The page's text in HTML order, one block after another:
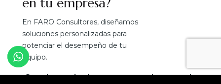
En FARO Consultores, diseñamos
soluciones personalizadas para
potenciar el desempeño de tu
equipo.
¡Convierte el talento en tu mejor ventaja